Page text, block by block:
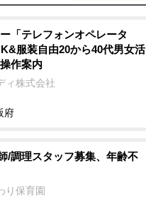
「テレフォンオペレータ
服装自由20から40代男女活
作案内
ィ株式会社
府
/調理スタッフ募集、年齢不
り保育園